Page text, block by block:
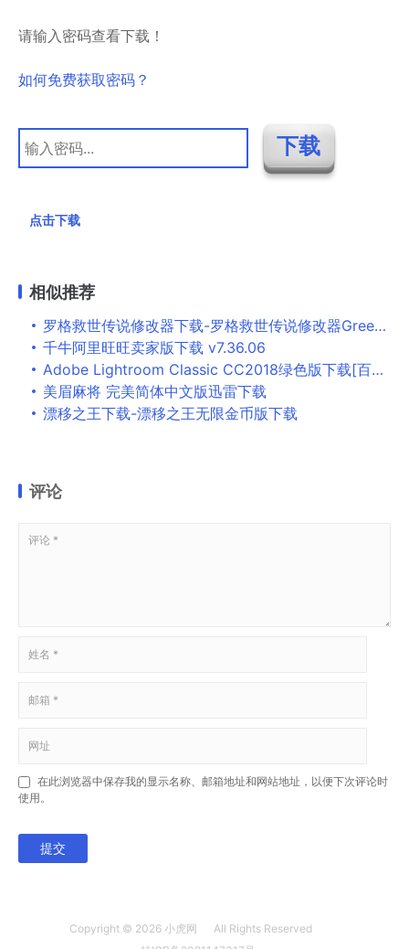
请输入密码查看下载！
如何免费获取密码？
点击下载
相似推荐
罗格救世传说修改器下载-罗格救世传说修改器GreenHouse版下载v2022.11.15 电脑版
千牛阿里旺旺卖家版下载 v7.36.06
Adobe Lightroom Classic CC2018绿色版下载[百度网盘资源]
美眉麻将 完美简体中文版迅雷下载
漂移之王下载-漂移之王无限金币版下载
评论
在此浏览器中保存我的显示名称、邮箱地址和网站地址，以便下次评论时
使用。
提交
Copyright © 2026 小虎网
All Rights Reserved